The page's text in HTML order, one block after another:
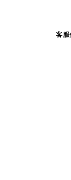
客服